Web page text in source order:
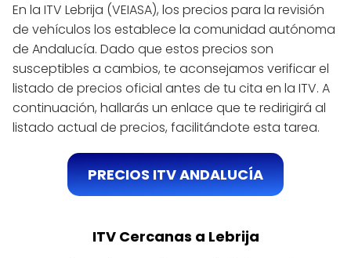
En la ITV Lebrija (VEIASA), los precios para la revisión
de vehículos los establece la comunidad autónoma
de Andalucía. Dado que estos precios son
susceptibles a cambios, te aconsejamos verificar el
listado de precios oficial antes de tu cita en la ITV. A
continuación, hallarás un enlace que te redirigirá al
listado actual de precios, facilitándote esta tarea.
PRECIOS ITV ANDALUCÍA
ITV Cercanas a Lebrija